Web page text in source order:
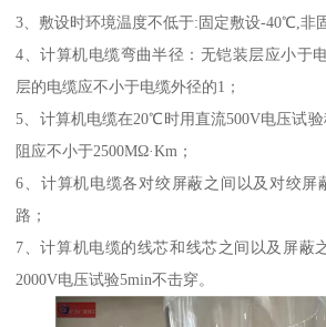
3、敷设时环境温度不低于:固定敷设-40℃,非
4、计算机电缆弯曲半径：无铠装层应小于
层的电缆应不小于电缆外径的1；
5、计算机电缆在20℃时用直流500V电压试
阻应不小于2500MΩ·Km；
6、计算机电缆各对绞屏蔽之间以及对绞屏
路；
7、计算机电缆的线芯和线芯之间以及屏蔽
2000V电压试验5min不击穿。